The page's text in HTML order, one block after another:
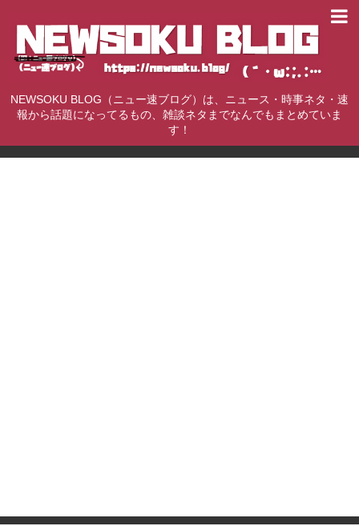
NEWSOKU BLOG（ニュー速ブログ）は、ニュース・時事ネタ・速
報から話題になってるもの、雑談ネタまでなんでもまとめていま
す！